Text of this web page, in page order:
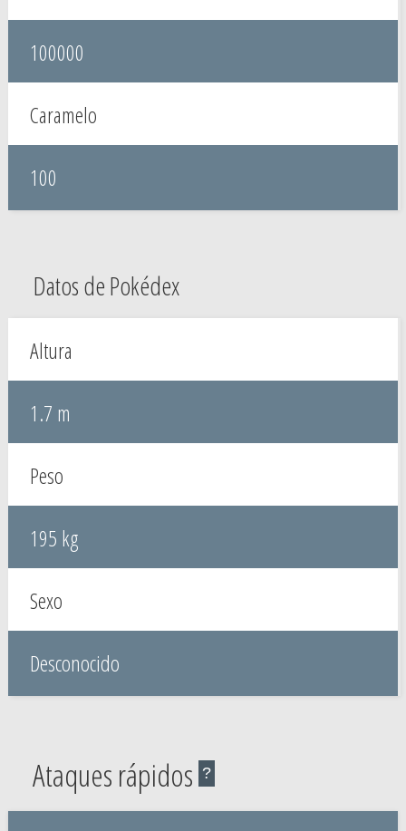
100000
Caramelo
100
Datos de Pokédex
Altura
1.7 m
Peso
195 kg
Sexo
Desconocido
Ataques rápidos ?